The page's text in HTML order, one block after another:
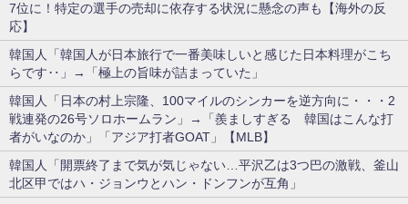
7位に！特定の選手の売却に依存する状況に懸念の声も【海外の反
応】
韓国人「韓国人が日本旅行で一番美味しいと感じた日本料理がこち
らです‥」→「極上の旨味が詰まっていた」
韓国人「日本の村上宗隆、100マイルのシンカーを逆方向に・・・2
戦連発の26号ソロホームラン」→「羨ましすぎる 韓国はこんな打
者がいなのか」「アジア打者GOAT」【MLB】
韓国人「開票終了まで気が気じゃない…平沢乙は3つ巴の激戦、釜山
北区甲ではハ・ジョンウとハン・ドンフンが互角」